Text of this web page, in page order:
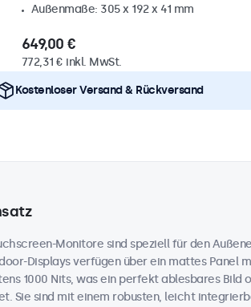
Außenmaße: 305 x 192 x 41 mm
649,00 €
772,31 € inkl. MwSt.
Kostenloser Versand & Rückversand
Monitore sind speziell für den
Displays verfügen über ein mattes Panel
1000 Nits, was ein perfekt ablesbares Bild
Sie sind mit einem robusten, leicht